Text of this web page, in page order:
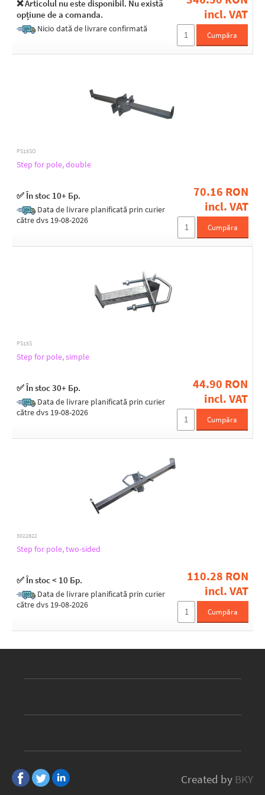
Galvanized
Hot dipped
❌ Articolul nu este disponibil. Nu există
opțiune de a comanda.
Nicio dată de livrare confirmată
incl. VAT
Cumpăra
PS15SO
Step for pole, double
✅ În stoc 10+ Бр.
Data de livrare planificată prin curier
către dvs 19-08-2026
70.16 RON
incl. VAT
Cumpăra
PS15S
Step for pole, simple
✅ În stoc 30+ Бр.
Data de livrare planificată prin curier
către dvs 19-08-2026
44.90 RON
incl. VAT
Cumpăra
3022822
Step for pole, two-sided
✅ În stoc < 10 Бр.
Data de livrare planificată prin curier
către dvs 19-08-2026
110.28 RON
incl. VAT
Cumpăra
Created by BKY